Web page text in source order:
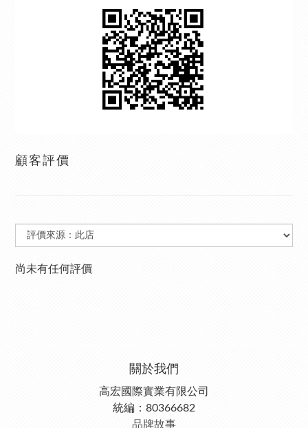
顧客評價
尚未有任何評價
關於我們
高宏國際實業有限公司
統編：80366682
品牌故事